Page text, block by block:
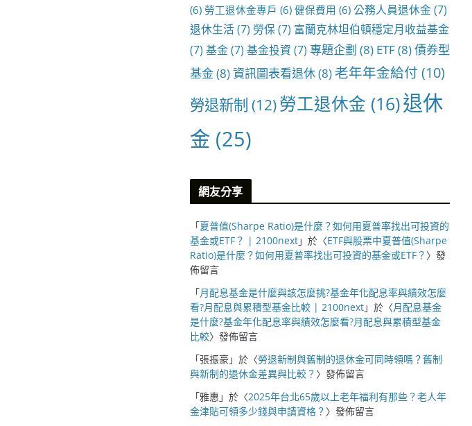
(6) 勞工退休金專戶 (6) 健保費用 (6) 公務人員退休金(7)
退休生活(7) 勞保(7) 富蘭克林坦伯頓穩定月收益基金
(7) 基金(7) 基金投資 (7) 專題企劃 (8) ETF(8)債券型
基金(8)資訊圖表看退休(8)老年年金給付 (10)
勞退新制 (12)勞工退休金 (16)退休
金 (25)
網友分享
「夏普值(Sharpe Ratio)是什麼？如何用夏普率找出可投資的
基金或ETF？ | 2100next」於〈ETF與股票中夏普值(Sharpe
Ratio)是什麼？如何用夏普率找出可投資的基金或ETF？ 〉發
佈留言
「月配息基金是什麼與該怎麼挑?基金年化配息率與績效怎麼
看?月配息與累積型基金比較 | 2100next」於〈月配息基金
是什麼?基金年化配息率與績效怎麼看?月配息與累積型基金
比較〉發佈留言
「張振豪」於〈勞退新制與舊制的退休金可同時領嗎？舊制
與新制的退休金差異與比較？ 〉發佈留言
「雅惠 」於〈2025年台北65歲以上老年福利有那些？老人年
金津貼可領多少錢與申請資格？ 〉發佈留言